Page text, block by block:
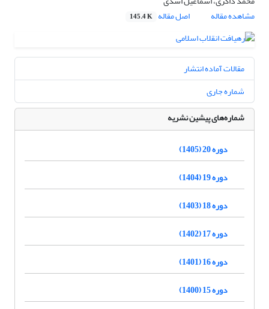
مشاهده مقاله
اصل مقاله 145.4 K
مقالات آماده انتشار
شماره جاری
شماره‌های پیشین نشریه
دوره 20 (1405)
دوره 19 (1404)
دوره 18 (1403)
دوره 17 (1402)
دوره 16 (1401)
دوره 15 (1400)